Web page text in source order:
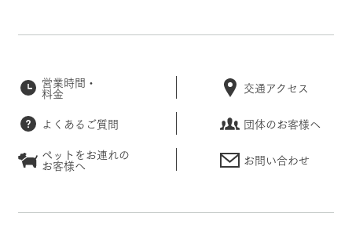
営業時間・
料金 交通アクセス
よくあるご質問
団体のお客様へ
ペットをお連れの
お客様へ お問い合わせ